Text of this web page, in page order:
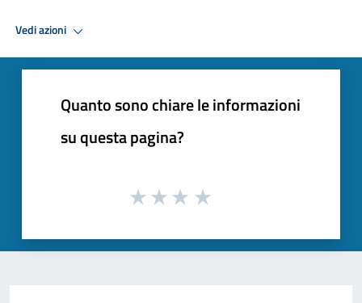
Vedi azioni
Quanto sono chiare le informazioni
su questa pagina?